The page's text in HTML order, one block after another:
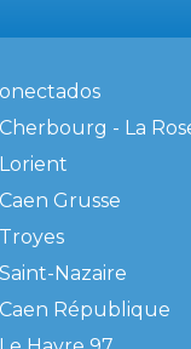
- La
Grusse
Nazaire
République